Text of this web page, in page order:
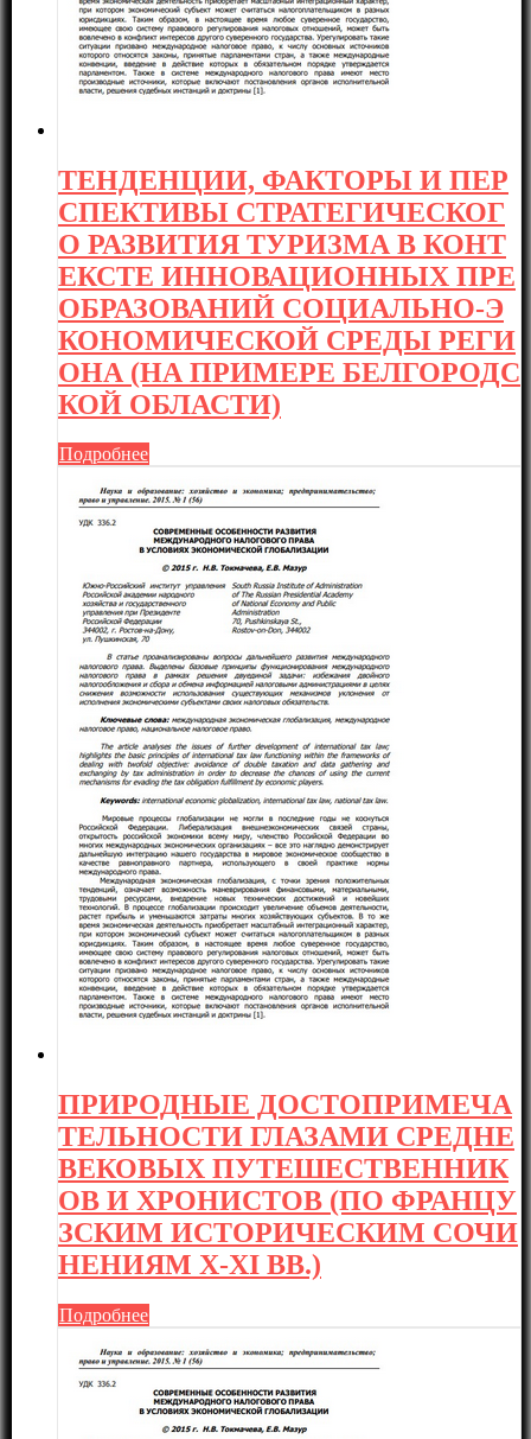
ТЕНДЕНЦИИ, ФАКТОРЫ И ПЕР
СПЕКТИВЫ СТРАТЕГИЧЕСКОГ
О РАЗВИТИЯ ТУРИЗМА В КОНТ
ЕКСТЕ ИННОВАЦИОННЫХ ПРЕ
ОБРАЗОВАНИЙ СОЦИАЛЬНО-Э
КОНОМИЧЕСКОЙ СРЕДЫ РЕГИ
ОНА (НА ПРИМЕРЕ БЕЛГОРОДС
КОЙ ОБЛАСТИ)
Подробнее
ПРИРОДНЫЕ ДОСТОПРИМЕЧА
ТЕЛЬНОСТИ ГЛАЗАМИ СРЕДНЕ
ВЕКОВЫХ ПУТЕШЕСТВЕННИК
ОВ И ХРОНИСТОВ (ПО ФРАНЦУ
ЗСКИМ ИСТОРИЧЕСКИМ СОЧИ
НЕНИЯМ X-XI ВВ.)
Подробнее